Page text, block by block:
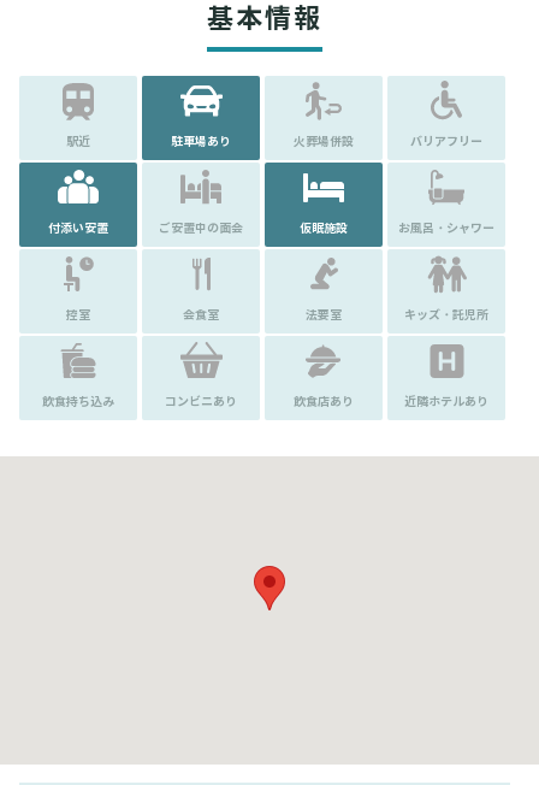
基本情報
駅近 駐車場あり 火葬場併設 バリアフリー
付添い安置 ご安置中の面会 仮眠施設 お風呂・シャワー
控室 会食室 法要室 キッズ・託児所
飲食持ち込み コンビニあり 飲食店あり 近隣ホテルあり